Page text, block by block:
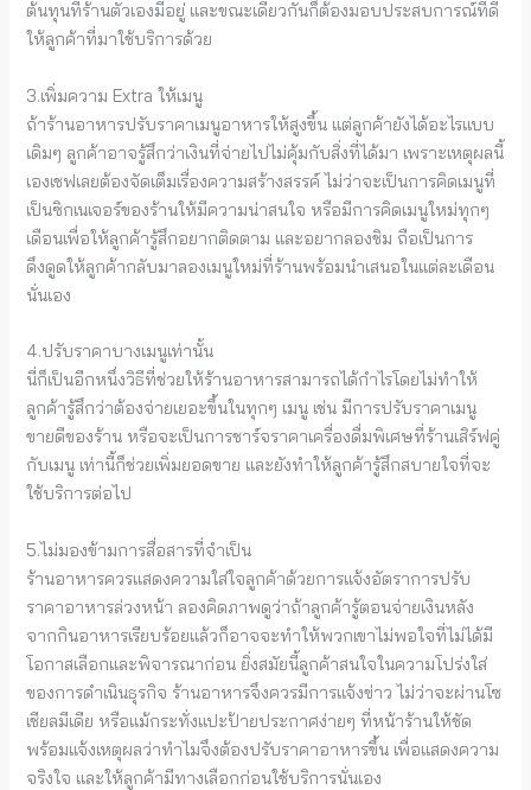
ต้นทุนที่ร้านตัวเองมีอยู่ และขณะเดียวกันก็ต้องมอบประสบการณ์ที่ดี
ให้ลูกค้าที่มาใช้บริการด้วย
3.เพิ่มความ Extra ให้เมนู
ถ้าร้านอาหารปรับราคาเมนูอาหารให้สูงขึ้น แต่ลูกค้ายังได้อะไรแบบ
เดิมๆ ลูกค้าอาจรู้สึกว่าเงินที่จ่ายไปไม่คุ้มกับสิ่งที่ได้มา เพราะเหตุผลนี้
เองเชฟเลยต้องจัดเต็มเรื่องความสร้างสรรค์ ไม่ว่าจะเป็นการคิดเมนูที่
เป็นซิกเนเจอร์ของร้านให้มีความน่าสนใจ หรือมีการคิดเมนูใหม่ทุกๆ
เดือนเพื่อให้ลูกค้ารู้สึกอยากติดตาม และอยากลองชิม ถือเป็นการ
ดึงดูดให้ลูกค้ากลับมาลองเมนูใหม่ที่ร้านพร้อมนำเสนอในแต่ละเดือน
นั่นเอง
4.ปรับราคาบางเมนูเท่านั้น
นี่ก็เป็นอีกหนึ่งวิธีที่ช่วยให้ร้านอาหารสามารถได้กำไรโดยไม่ทำให้
ลูกค้ารู้สึกว่าต้องจ่ายเยอะขึ้นในทุกๆ เมนู เช่น มีการปรับราคาเมนู
ขายดีของร้าน หรือจะเป็นการชาร์จราคาเครื่องดื่มพิเศษที่ร้านเสิร์ฟคู่
กับเมนู เท่านี้ก็ช่วยเพิ่มยอดขาย และยังทำให้ลูกค้ารู้สึกสบายใจที่จะ
ใช้บริการต่อไป
5.ไม่มองข้ามการสื่อสารที่จำเป็น
ร้านอาหารควรแสดงความใส่ใจลูกค้าด้วยการแจ้งอัตราการปรับ
ราคาอาหารล่วงหน้า ลองคิดภาพดูว่าถ้าลูกค้ารู้ตอนจ่ายเงินหลัง
จากกินอาหารเรียบร้อยแล้วก็อาจจะทำให้พวกเขาไม่พอใจที่ไม่ได้มี
โอกาสเลือกและพิจารณาก่อน ยิ่งสมัยนี้ลูกค้าสนใจในความโปร่งใส่
ของการดำเนินธุรกิจ ร้านอาหารจึงควรมีการแจ้งข่าว ไม่ว่าจะผ่านโซ
เชียลมีเดีย หรือแม้กระทั่งแปะป้ายประกาศง่ายๆ ที่หน้าร้านให้ชัด
พร้อมแจ้งเหตุผลว่าทำไมจึงต้องปรับราคาอาหารขึ้น เพื่อแสดงความ
จริงใจ และให้ลูกค้ามีทางเลือกก่อนใช้บริการนั่นเอง